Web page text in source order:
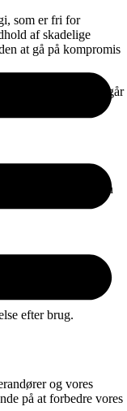
som er fri for
af skadelige
at gå på kompromis
betyder, at vi undgår
faktisk bliver brugt.
udvalgte
og pakningen
demand produktion
efter brug.
og vores
på at forbedre vores